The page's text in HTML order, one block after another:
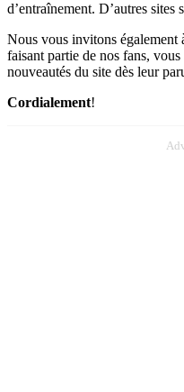
d’entraînement. D’autres sites
Nous vous invitons également
faisant partie de nos fans,
nouveautés du site dès leur
Cordialement!